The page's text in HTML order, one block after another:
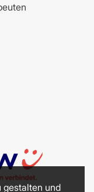
gestalten und